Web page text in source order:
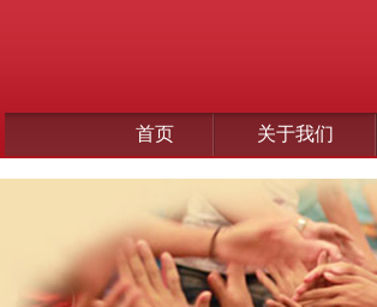
首页 关于我们